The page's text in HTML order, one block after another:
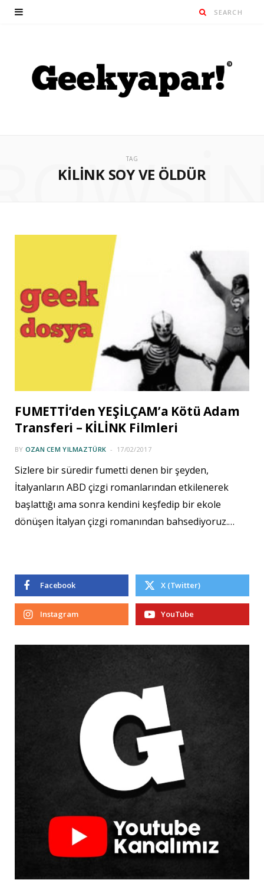
TAG
KILINK SOY VE ÖLDÜR
FUMETTİ’den YEŞİLÇAM’a Kötü Adam
Transferi – KİLİNK Filmleri
BY OZAN CEM YILMAZTÜRK 17/02/2017
Sizlere bir süredir fumetti denen bir şeyden,
İtalyanların ABD çizgi romanlarından etkilenerek
başlattığı ama sonra kendini keşfedip bir ekole
dönüşen İtalyan çizgi romanından bahsediyoruz.…
Facebook X (Twitter)
Instagram YouTube